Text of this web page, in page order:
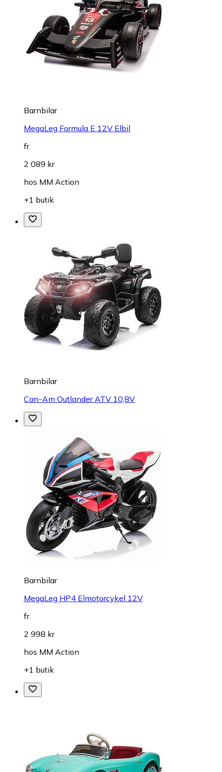
Barnbilar
MegaLeg Formula E 12V Elbil
fr.
2 089 kr
hos MM Action
+1 butik
Barnbilar
Can-Am Outlander ATV 10,8V
Barnbilar
MegaLeg HP4 Elmotorcykel 12V
fr.
2 998 kr
hos MM Action
+1 butik